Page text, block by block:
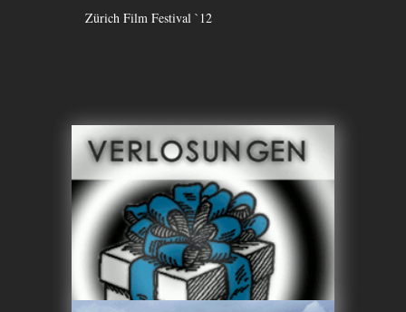
Zürich Film Festival `12